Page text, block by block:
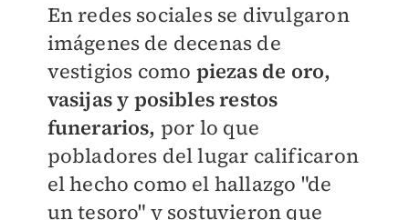
En redes sociales se divulgaron
imágenes de decenas de
vestigios como piezas de oro,
vasijas y posibles restos
funerarios, por lo que
pobladores del lugar calificaron
el hecho como el hallazgo "de
un tesoro" y sostuvieron que